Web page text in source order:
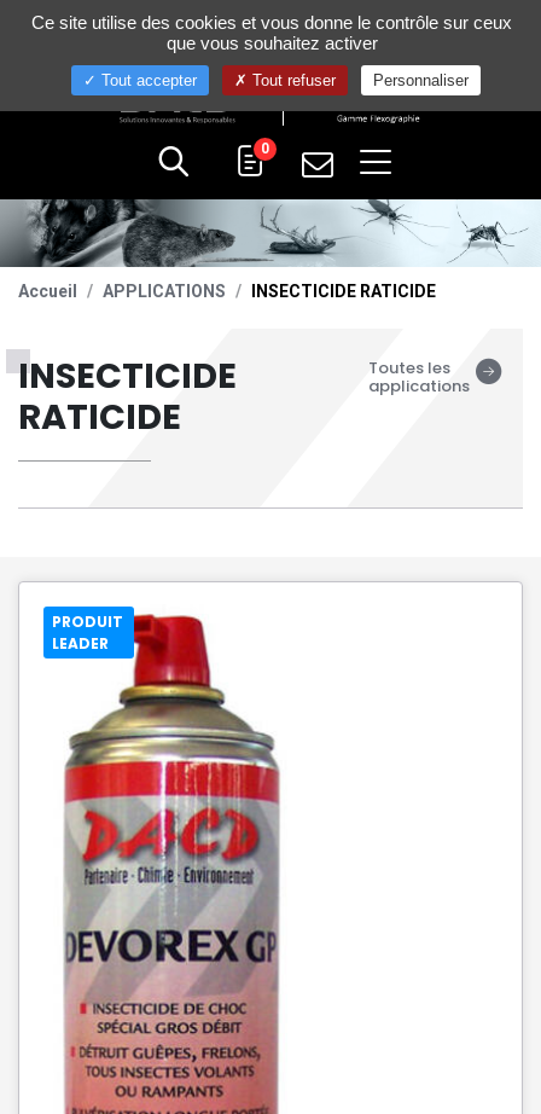
+33 (0)4 75 58 80 10
0
Accueil APPLICATIONS INSECTICIDE RATICIDE
INSECTICIDE
RATICIDE
Toutes les
applications
PRODUIT
LEADER
Gestion de vos préférences sur les cookies
Ce site utilise des cookies et vous donne le contrôle sur ceux
que vous souhaitez activer
Tout accepter Tout refuser Personnaliser